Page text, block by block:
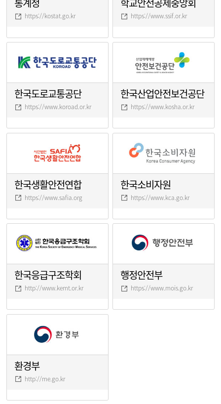
통계청
https://kostat.go.kr
학교안전공제중앙회
https://www.ssif.or.kr
한국도로교통공단
https://www.koroad.or.kr
한국산업안전보건공단
https://www.kosha.or.kr
한국생활안전연합
https://www.safia.org
한국소비자원
https://www.kca.go.kr
한국응급구조학회
http://www.kemt.or.kr
행정안전부
https://www.mois.go.kr
환경부
http://me.go.kr